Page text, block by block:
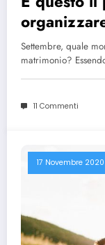
Settembre, quale
matrimonio?
11 Commenti
17 Novembre 2020